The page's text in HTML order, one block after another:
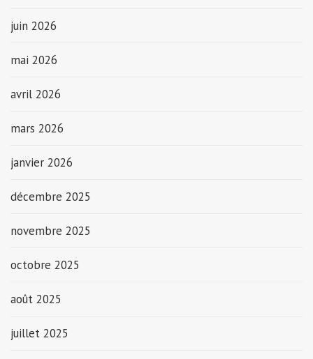
juin 2026
mai 2026
avril 2026
mars 2026
janvier 2026
décembre 2025
novembre 2025
octobre 2025
août 2025
juillet 2025